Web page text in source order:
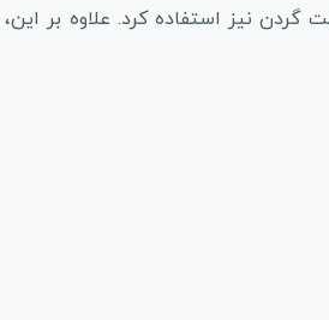
نیز استفاده کرد. علاوه بر این،